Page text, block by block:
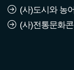
(사)도시와 농
(사)전통문화